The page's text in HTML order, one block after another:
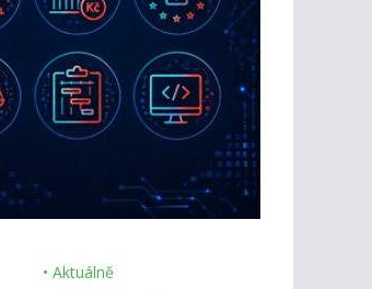
• Aktuálně